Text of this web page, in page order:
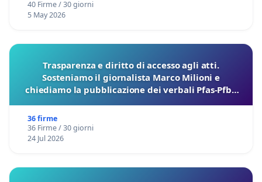
40 Firme / 30 giorni
5 May 2026
Trasparenza e diritto di accesso agli atti.
Sosteniamo il giornalista Marco Milioni e
chiediamo la pubblicazione dei verbali Pfas-Pfba
36 firme
36 Firme / 30 giorni
24 Jul 2026